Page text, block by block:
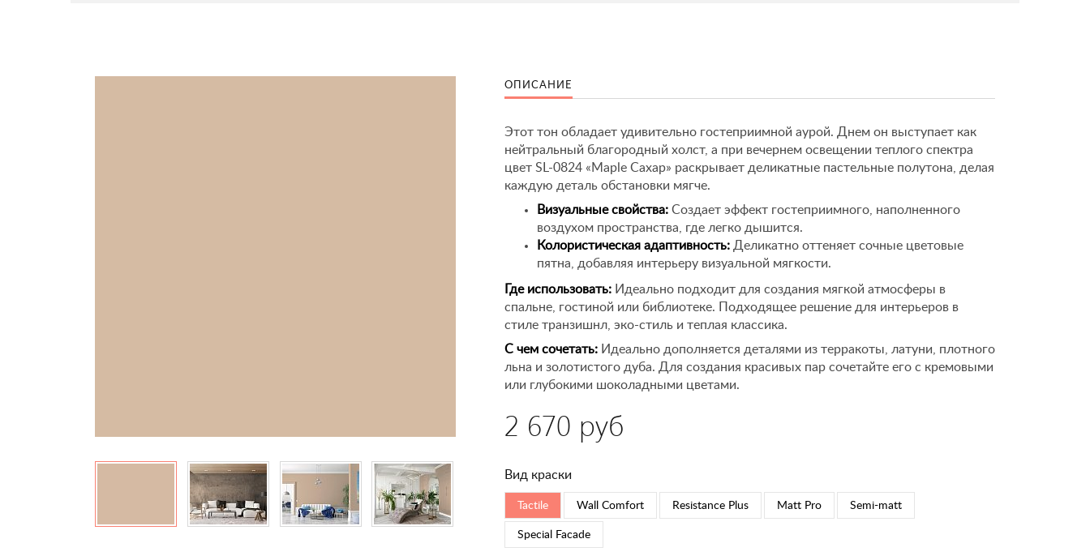
ОПИСАНИЕ
Этот тон обладает удивительно гостеприимной аурой. Днем он выступает как
нейтральный благородный холст, а при вечернем освещении теплого спектра
цвет SL-0824 «Maple Сахар» раскрывает деликатные пастельные полутона, делая
каждую деталь обстановки мягче.
Визуальные свойства: Создает эффект гостеприимного, наполненного
воздухом пространства, где легко дышится.
Колористическая адаптивность: Деликатно оттеняет сочные цветовые
пятна, добавляя интерьеру визуальной мягкости.
Где использовать: Идеально подходит для создания мягкой атмосферы в
спальне, гостиной или библиотеке. Подходящее решение для интерьеров в
стиле транзишнл, эко-стиль и теплая классика.
С чем сочетать: Идеально дополняется деталями из терракоты, латуни, плотного
льна и золотистого дуба. Для создания красивых пар сочетайте его с кремовыми
или глубокими шоколадными цветами.
2 670 руб
Вид краски
Tactile Wall Comfort Resistance Plus Matt Pro Semi-matt
Special Faсade